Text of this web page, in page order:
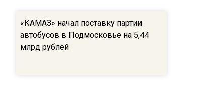
«КАМАЗ» начал поставку партии
автобусов в Подмосковье на 5,44
млрд рублей